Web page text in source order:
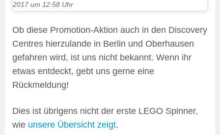
2017 um 12:58 Uhr
Ob diese Promotion-Aktion auch in den Discovery
Centres hierzulande in Berlin und Oberhausen
gefahren wird, ist uns nicht bekannt. Wenn ihr
etwas entdeckt, gebt uns gerne eine
Rückmeldung!
Dies ist übrigens nicht der erste LEGO Spinner,
wie unsere Übersicht zeigt.